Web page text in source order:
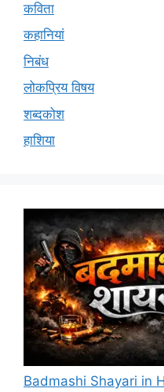
कविता
कहानियां
निबंध
लोकप्रिय विषय
शब्दकोश
हाशिया
Badmashi Shayari in